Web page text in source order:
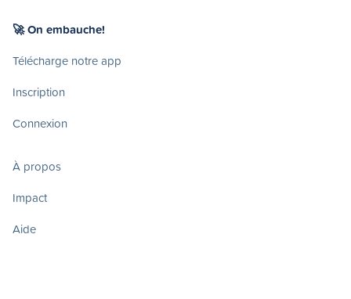
🚀 On embauche!
Télécharge notre app
Inscription
Connexion
À propos
Impact
Aide